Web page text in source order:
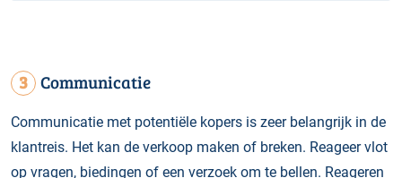
3 Communicatie
Communicatie met potentiële kopers is zeer belangrijk in de
klantreis. Het kan de verkoop maken of breken. Reageer vlot
op vragen, biedingen of een verzoek om te bellen. Reageren